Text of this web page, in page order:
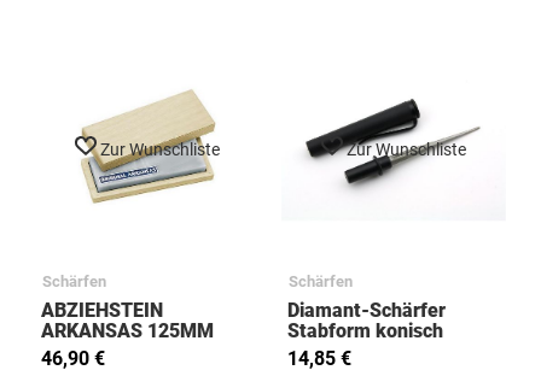
Zur Wunschliste
Schärfen
ABZIEHSTEIN
ARKANSAS 125MM
70291112
46,90 €
Zur Wunschliste
Schärfen
Diamant-Schärfer
Stabform konisch
70082183
14,85 €